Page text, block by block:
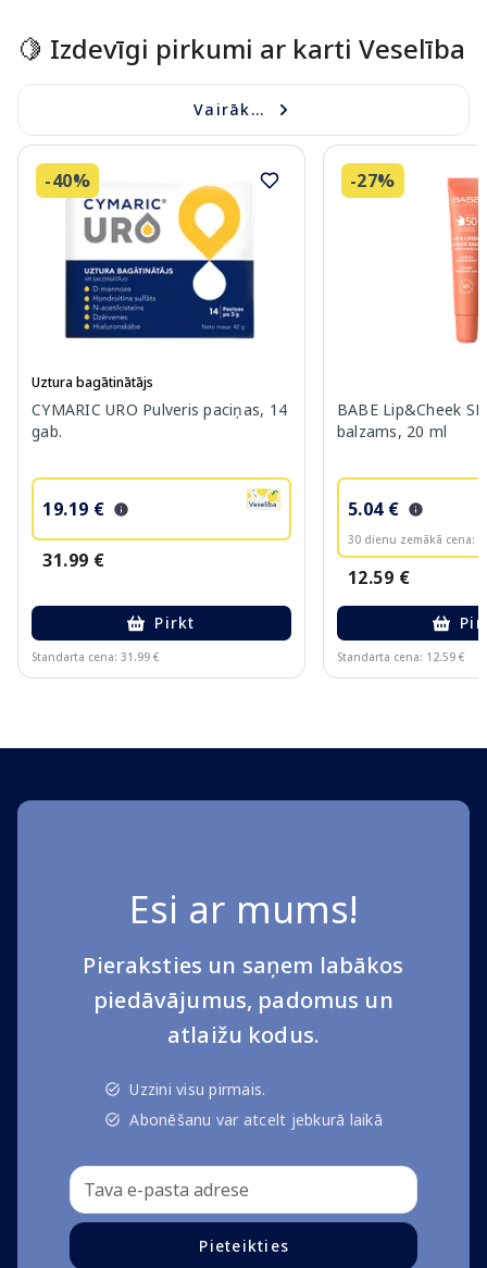
🍋 Izdevīgi pirkumi ar karti Veselība
Vairāk...
-40%
Uztura bagātinātājs
CYMARIC URO Pulveris paciņas, 14
gab.
19.19 €
31.99 €
Pirkt
Standarta cena: 31.99 €
-27%
BABE Lip&Cheek
balzams, 20 ml
5.04 €
30 dienu zemākā cena:
12.59 €
Standarta cena: 12.59 €
Esi ar mums!
Pieraksties un saņem labākos
piedāvājumus, padomus un
atlaižu kodus.
Uzzini visu pirmais.
Abonēšanu var atcelt jebkurā laikā
Pieteikties